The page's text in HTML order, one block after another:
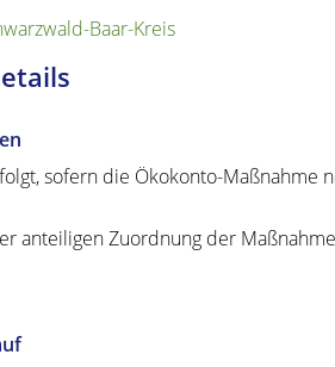
Baar-Kreis
sofern die Ökokonto-Maßnahme
anteiligen Zuordnung der